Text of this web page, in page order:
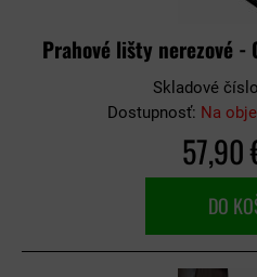
Prahové lišty nerezové -
Skladové
Dostupnosť: Na
57,90
DO